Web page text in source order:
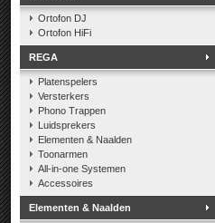
Ortofon DJ
Ortofon HiFi
REGA
Platenspelers
Versterkers
Phono Trappen
Luidsprekers
Elementen & Naalden
Toonarmen
All-in-one Systemen
Accessoires
Elementen & Naalden